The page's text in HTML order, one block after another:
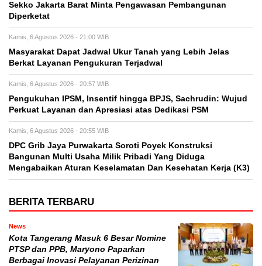
Sekko Jakarta Barat Minta Pengawasan Pembangunan
Diperketat
Kamis, 6 Agustus 2026 - 21:00 WIB
Masyarakat Dapat Jadwal Ukur Tanah yang Lebih Jelas
Berkat Layanan Pengukuran Terjadwal
Kamis, 6 Agustus 2026 - 20:57 WIB
Pengukuhan IPSM, Insentif hingga BPJS, Sachrudin: Wujud
Perkuat Layanan dan Apresiasi atas Dedikasi PSM
Kamis, 6 Agustus 2026 - 20:55 WIB
DPC Grib Jaya Purwakarta Soroti Poyek Konstruksi
Bangunan Multi Usaha Milik Pribadi Yang Diduga
Mengabaikan Aturan Keselamatan Dan Kesehatan Kerja (K3)
BERITA TERBARU
News
Kota Tangerang Masuk 6 Besar Nomine
PTSP dan PPB, Maryono Paparkan
Berbagai Inovasi Pelayanan Perizinan